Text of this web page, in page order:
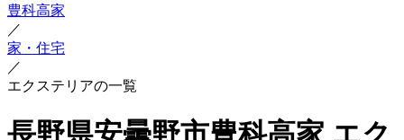
豊科高家
／
家・住宅
／
エクステリアの一覧